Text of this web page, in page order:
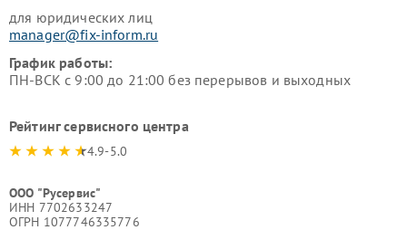
для юридических лиц
manager@fix-inform.ru
График работы:
ПН-ВСК с 9:00 до 21:00 без перерывов и выходных
Рейтинг сервисного центра
4.9-5.0
ООО "Русервис"
ИНН 7702633247
ОГРН 1077746335776